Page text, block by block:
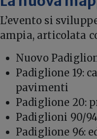
L’evento si
ampia, articolata
Nuovo
Padiglione 19:
pavimenti
Padiglione 20:
Padiglioni 90/
Padiglione 96: